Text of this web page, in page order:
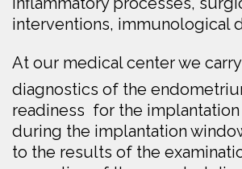
interventions, immunological
At our medical centerwe
diagnostics of the
readiness for the
during the implantation
to the results of the